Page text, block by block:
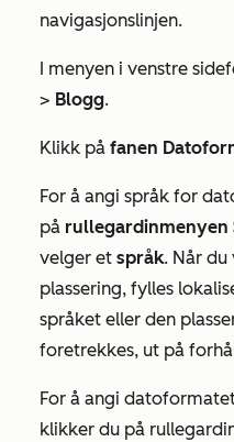
navigasjonslinjen.
I menyen i venstre
> Blogg.
Klikk på fanen
For å angi språk for
på rullegardinmenyen
velger et språk. Når du
plassering, fylles
språket eller den
foretrekkes, ut på
For å angi
klikker du på